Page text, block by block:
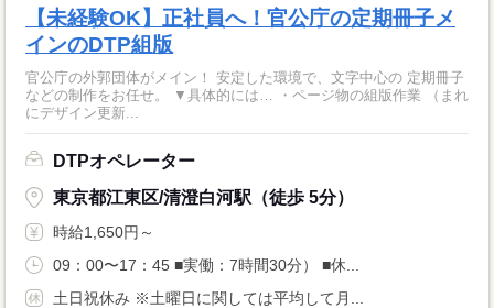
【未経験OK】正社員へ！官公庁の定期冊子メ
インのDTP組版
官公庁の外郭団体がメイン！ 安定した環境で、文字中心の 定期冊子
などの制作をお任せ。 ▼具体的には… ・ページ物の組版作業 （まれ
にデザイン更新...
DTPオペレーター
東京都江東区/清澄白河駅（徒歩 5分）
時給1,650円～
09：00〜17：45 ■実働：7時間30分） ■休...
土日祝休み ※土曜日に関しては平均して月...